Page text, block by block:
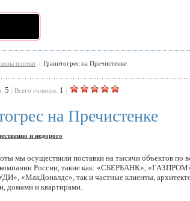
плитки \ Гранитогрес на Пречистенке
5 | Всего голосов: 1 |
на Пречистенке
и недорого
мы осуществили поставки на тысячи объектов по
России, такие как: «СБЕРБАНК»,
«МакДоналдс», так и частные клиенты,
домами и квартирами.